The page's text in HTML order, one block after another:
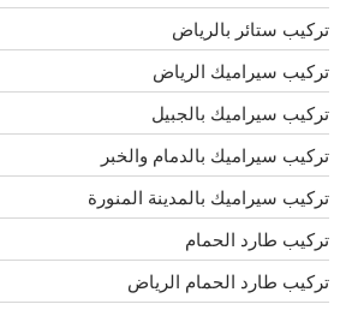
تركيب ستائر بالرياض
تركيب سيراميك الرياض
تركيب سيراميك بالجبيل
تركيب سيراميك بالدمام والخبر
تركيب سيراميك بالمدينة المنورة
تركيب طارد الحمام
تركيب طارد الحمام الرياض